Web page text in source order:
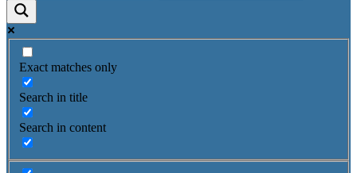
Exact matches only
Search in title
Search in content